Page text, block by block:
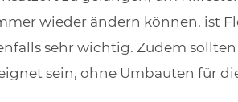
wieder ändern können, ist
sehr wichtig. Zudem
sein, ohne Umbauten für